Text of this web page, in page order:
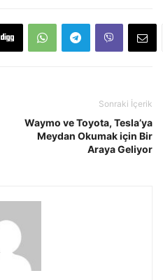
Sonraki İçerik
Waymo ve Toyota, Tesla’ya
Meydan Okumak için Bir
Araya Geliyor